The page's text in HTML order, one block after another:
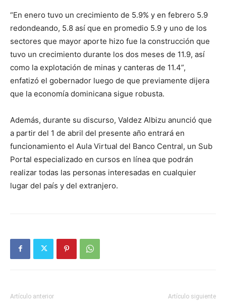
“En enero tuvo un crecimiento de 5.9% y en febrero 5.9
redondeando, 5.8 así que en promedio 5.9 y uno de los
sectores que mayor aporte hizo fue la construcción que
tuvo un crecimiento durante los dos meses de 11.9, así
como la explotación de minas y canteras de 11.4”,
enfatizó el gobernador luego de que previamente dijera
que la economía dominicana sigue robusta.
Además, durante su discurso, Valdez Albizu anunció que
a partir del 1 de abril del presente año entrará en
funcionamiento el Aula Virtual del Banco Central, un Sub
Portal especializado en cursos en línea que podrán
realizar todas las personas interesadas en cualquier
lugar del país y del extranjero.
Artículo anterior Artículo siguiente